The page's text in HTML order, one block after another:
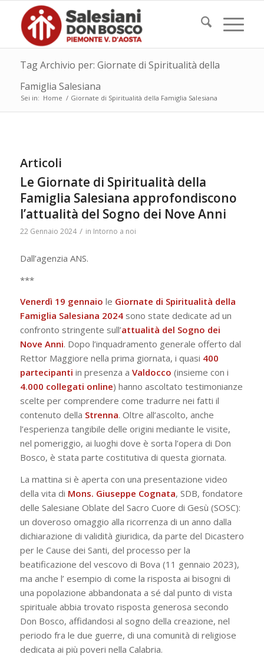
Tag Archivio per: Giornate di Spiritualità della
Famiglia Salesiana
Sei in: Home / Giornate di Spiritualità della Famiglia Salesiana
Articoli
Le Giornate di Spiritualità della
Famiglia Salesiana approfondiscono
l’attualità del Sogno dei Nove Anni
22 Gennaio 2024 / in Intorno a noi
Dall’agenzia ANS.
***
Venerdì 19 gennaio le Giornate di Spiritualità della
Famiglia Salesiana 2024sono state dedicate ad un
confronto stringente sull’attualità del Sogno dei
Nove Anni. Dopo l’inquadramento generale offerto dal
Rettor Maggiore nella prima giornata, i quasi 400
partecipanti in presenza a Valdocco (insieme con i
4.000 collegati online) hanno ascoltato testimonianze
scelte per comprendere come tradurre nei fatti il
contenuto della Strenna. Oltre all’ascolto, anche
l’esperienza tangibile delle origini mediante le visite,
nel pomeriggio, ai luoghi dove è sorta l’opera di Don
Bosco, è stata parte costitutiva di questa giornata.
La mattina si è aperta con una presentazione video
della vita di Mons. Giuseppe Cognata, SDB, fondatore
delle Salesiane Oblate del Sacro Cuore di Gesù (SOSC):
un doveroso omaggio alla ricorrenza di un anno dalla
dichiarazione di validità giuridica, da parte del Dicastero
per le Cause dei Santi, del processo per la
beatificazione del vescovo di Bova (11 gennaio 2023),
ma anche l’ esempio di come la risposta ai bisogni di
una popolazione abbandonata a sé dal punto di vista
spirituale abbia trovato risposta generosa secondo
Don Bosco, affidandosi al sogno della creazione, nel
periodo fra le due guerre, di una comunità di religiose
dedicata ai più poveri nella Calabria.